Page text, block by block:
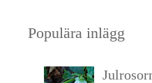
Populära inlägg